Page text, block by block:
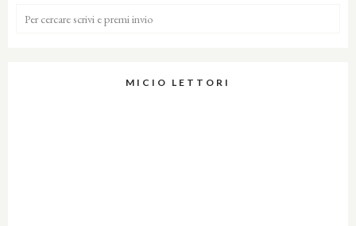
MICIO LETTORI